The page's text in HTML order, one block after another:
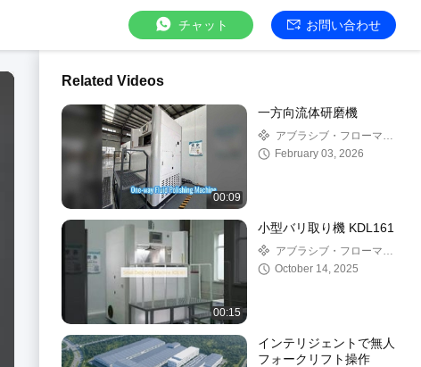
チャット お問い合わせ
Related Videos
00:09
一方向流体研磨機
アブラシブ・フローマシ
ン
February 03, 2026
00:15
小型バリ取り機 KDL161
アブラシブ・フローマシ
ン October 14, 2025
インテリジェントで無人
フォークリフト操作